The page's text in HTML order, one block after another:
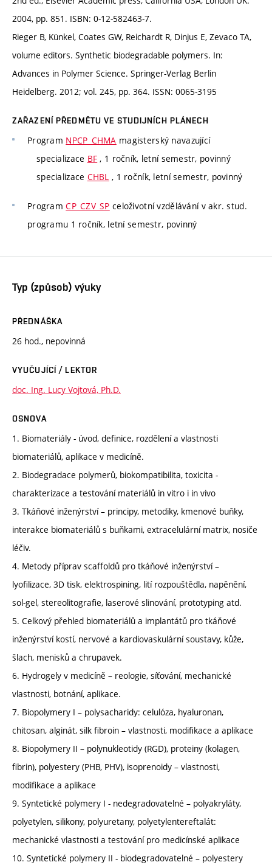
2004, pp. 851. ISBN: 0-12-582463-7.
Rieger B, Künkel, Coates GW, Reichardt R, Dinjus E, Zevaco TA,
volume editors. Synthetic biodegradable polymers. In:
Advances in Polymer Science. Springer-Verlag Berlin
Heidelberg. 2012; vol. 245, pp. 364. ISSN: 0065-3195
ZAŘAZENÍ PŘEDMĚTU VE STUDIJNÍCH PLÁNECH
Program NPCP_CHMA magisterský navazující
specializace BF , 1 ročník, letní semestr, povinný
specializace CHBL , 1 ročník, letní semestr, povinný
ProgramCP_CZV_SP celoživotní vzdělávání v akr. stud.
programu 1 ročník, letní semestr, povinný
Typ (způsob) výuky
PŘEDNÁŠKA
26 hod., nepovinná
VYUČUJÍCÍ / LEKTOR
doc. Ing. Lucy Vojtová, Ph.D.
OSNOVA
1. Biomateriály - úvod, definice, rozdělení a vlastnosti
biomateriálů, aplikace v medicíně.
2. Biodegradace polymerů, biokompatibilita, toxicita -
charakterizace a testování materiálů in vitro i in vivo
3. Tkáňové inženýrství – principy, metodiky, kmenové buňky,
interakce biomateriálů s buňkami, extracelulární matrix, nosiče
léčiv.
4. Metody příprav scaffoldů pro tkáňové inženýrství –
lyofilizace, 3D tisk, elektrospining, lití rozpouštědla, napěnění,
sol-gel, stereolitografie, laserové slinování, prototyping atd.
5. Celkový přehled biomateriálů a implantátů pro tkáňové
inženýrství kostí, nervové a kardiovaskulární soustavy, kůže,
šlach, menisků a chrupavek.
6. Hydrogely v medicíně – reologie, síťování, mechanické
vlastnosti, botnání, aplikace.
7. Biopolymery I – polysacharidy: celulóza, hyaluronan,
chitosan, alginát, silk fibroin – vlastnosti, modifikace a aplikace
8. Biopolymery II – polynukleotidy (RGD), proteiny (kolagen,
fibrin), polyestery (PHB, PHV), isoprenoidy – vlastnosti,
modifikace a aplikace
9. Syntetické polymery I - nedegradovatelné – polyakryláty,
polyetylen, silikony, polyuretany, polyetylentereftalát:
mechanické vlastnosti a testování pro medicínské aplikace
10. Syntetické polymery II - biodegradovatelné – polyestery